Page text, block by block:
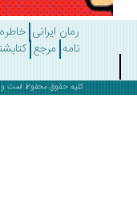
رمان ایرانی خاطره،
مرجع کتابشناسی
کلیه حقوق محفوظ است و بازنشر